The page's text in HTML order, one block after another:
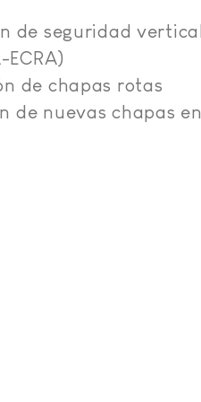
de seguridad
ECRA)
de chapas rotas
de nuevas chapas